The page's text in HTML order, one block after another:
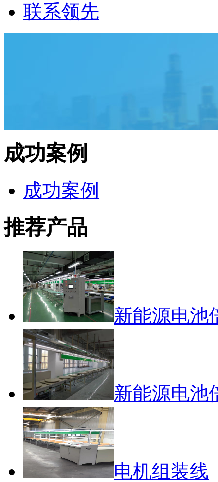
联系领先
成功案例
成功案例
推荐产品
新能源电池
新能源电池
电机组装线